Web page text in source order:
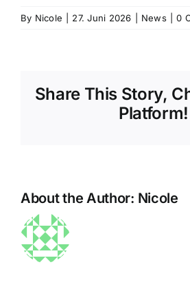
By Nicole 27. Juni 2026 News 0
Share This Story,
Platform!
About the Author: Nicole